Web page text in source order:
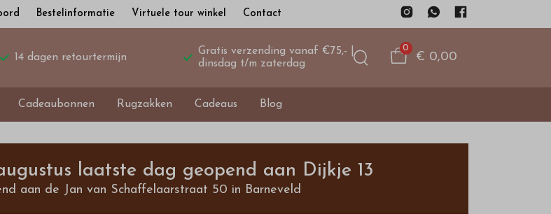
Bestelinformatie Virtuele tour winkel Contact
14 dagen retourtermijn
Gratis verzending vanaf €75,- |
dinsdag t/m zaterdag
0
€ 0,00
Cadeaubonnen Rugzakken Cadeaus Blog
laatste dag geopend aan Dijkje 13
aan de Jan van Schaffelaarstraat 50 in Barneveld